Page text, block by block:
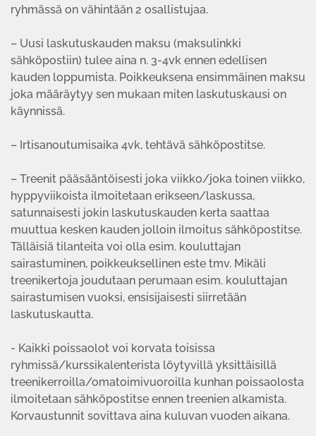
ryhmässä on vähintään 2 osallistujaa.
– Uusi laskutuskauden maksu (maksulinkki
sähköpostiin) tulee aina n. 3-4vk ennen edellisen
kauden loppumista. Poikkeuksena ensimmäinen maksu
joka määräytyy sen mukaan miten laskutuskausi on
käynnissä.
– Irtisanoutumisaika 4vk, tehtävä sähköpostitse.
– Treenit pääsääntöisesti joka viikko/joka toinen viikko,
hyppyviikoista ilmoitetaan erikseen/laskussa,
satunnaisesti jokin laskutuskauden kerta saattaa
muuttua kesken kauden jolloin ilmoitus sähköpostitse.
Tälläisiä tilanteita voi olla esim. kouluttajan
sairastuminen, poikkeuksellinen este tmv. Mikäli
treenikertoja joudutaan perumaan esim. kouluttajan
sairastumisen vuoksi, ensisijaisesti siirretään
laskutuskautta.
- Kaikki poissaolot voi korvata toisissa
ryhmissä/kurssikalenterista löytyvillä yksittäisillä
treenikerroilla/omatoimivuoroilla kunhan poissaolosta
ilmoitetaan sähköpostitse ennen treenien alkamista.
Korvaustunnit sovittava aina kuluvan vuoden aikana.